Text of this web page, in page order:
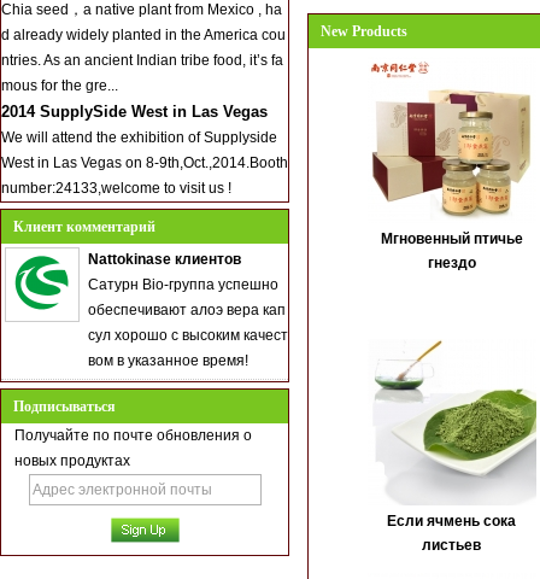
Chia seed，a native plant from Mexico , ha
d already widely planted in the America cou
ntries. As an ancient Indian tribe food, it’s fa
mous for the gre...
2014 SupplySide West in Las Vegas
We will attend the exhibition of Supplyside
West in Las Vegas on 8-9th,Oct.,2014.Booth
number:24133,welcome to visit us !
Клиент комментарий
Nattokinase клиентов
Сатурн Bio-группа успешно
обеспечивают алоэ вера кап
сул хорошо с высоким качест
вом в указанное время!
Подписываться
Получайте по почте обновления о
новых продуктах
New Products
Мгновенный птичье
гнездо
Если ячмень сока
листьев